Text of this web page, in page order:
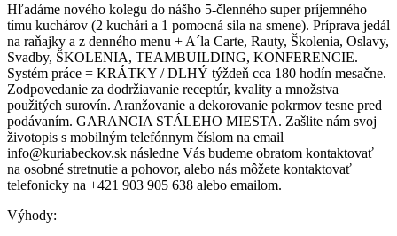
Hľadáme nového kolegu do nášho 5-členného super príjemného
tímu kuchárov (2 kuchári a 1 pomocná sila na smene). Príprava jedál
na raňajky a z denného menu + A´la Carte, Rauty, Školenia, Oslavy,
Svadby, ŠKOLENIA, TEAMBUILDING, KONFERENCIE.
Systém práce = KRÁTKY / DLHÝ týždeň cca 180 hodín mesačne.
Zodpovedanie za dodržiavanie receptúr, kvality a množstva
použitých surovín. Aranžovanie a dekorovanie pokrmov tesne pred
podávaním. GARANCIA STÁLEHO MIESTA. Zašlite nám svoj
životopis s mobilným telefónnym číslom na email
info@kuriabeckov.sk následne Vás budeme obratom kontaktovať
na osobné stretnutie a pohovor, alebo nás môžete kontaktovať
telefonicky na +421 903 905 638 alebo emailom.
Výhody: